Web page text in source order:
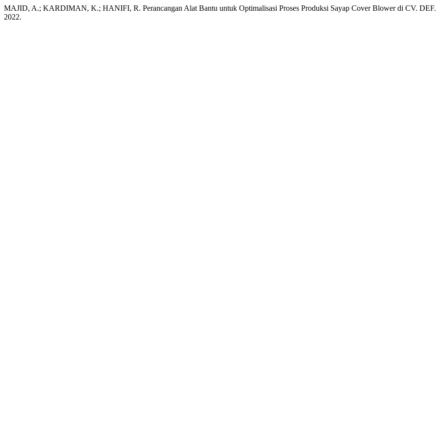
MAJID, A.; KARDIMAN, K.; HANIFI, R. Perancangan Alat Bantu untuk Optimalisasi Proses Produksi Sayap Cover Blower di CV. DEF.
2022.